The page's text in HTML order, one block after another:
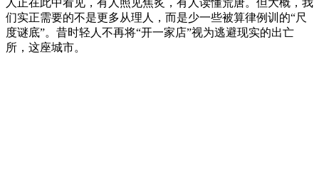
人正在此中看见，有人照见焦炙，有人读懂荒唐。但大概，我
们实正需要的不是更多从理人，而是少一些被算律例训的“尺
度谜底”。昔时轻人不再将“开一家店”视为逃避现实的出亡
所，这座城市。